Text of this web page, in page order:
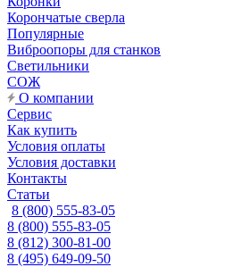
Корончатые сверла
Популярные
Виброопоры для станков
Светильники
СОЖ
О компании
Сервис
Как купить
Условия оплаты
Условия доставки
Контакты
Статьи
8 (800) 555-83-05
8 (800) 555-83-05
8 (812) 300-81-00
8 (495) 649-09-50